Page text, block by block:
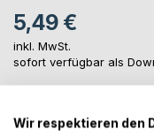
5,49 €
inkl. MwSt.
sofort verfügbar als
IN
Wir respektieren den